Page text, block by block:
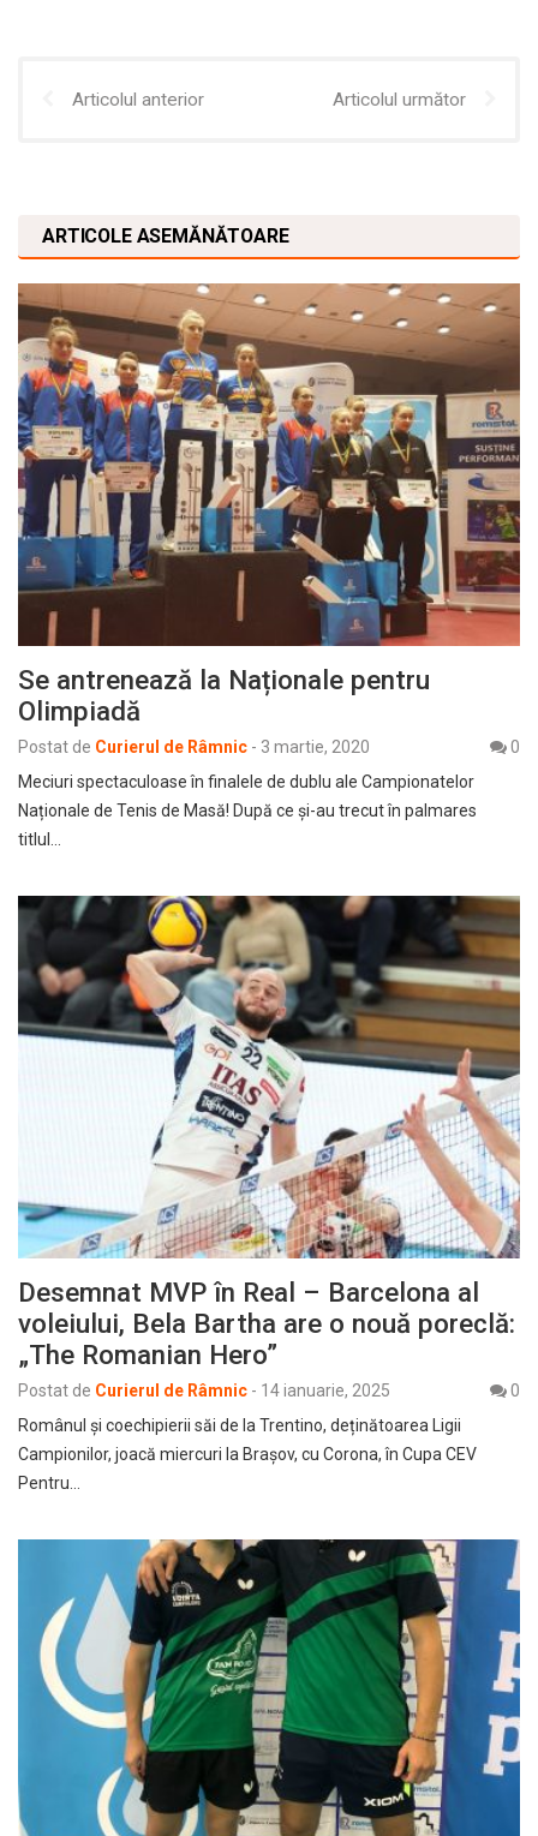
Articolul anterior Articolul următor
ARTICOLE ASEMĂNĂTOARE
Se antrenează la Naționale pentru
Olimpiadă
Postat de Curierul de Râmnic - 3 martie, 2020
0
Meciuri spectaculoase în finalele de dublu ale Campionatelor
Naționale de Tenis de Masă! După ce și-au trecut în palmares
titlul…
Desemnat MVP în Real – Barcelona al
voleiului, Bela Bartha are o nouă poreclă:
„The Romanian Hero”
Postat de Curierul de Râmnic - 14 ianuarie, 2025
0
Românul și coechipierii săi de la Trentino, deținătoarea Ligii
Campionilor, joacă miercuri la Brașov, cu Corona, în Cupa CEV
Pentru…